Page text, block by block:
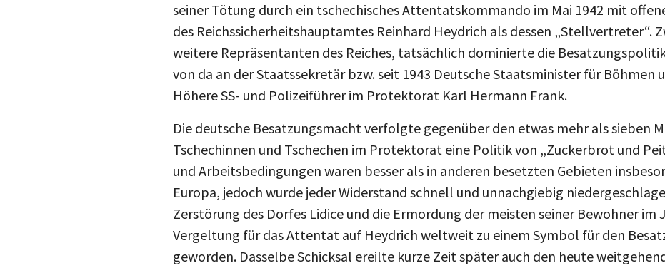
seiner Tötung durch ein tschechisches Attentatskommando im Mai 1942 mit
des Reichssicherheitshauptamtes Reinhard Heydrich als dessen „Stellvertreter“.
weitere Repräsentanten des Reiches, tatsächlich dominierte die
von da an der Staatssekretär bzw. seit 1943 Deutsche Staatsminister für Böhmen
Höhere SS- und Polizeiführer im Protektorat Karl Hermann Frank.
Die deutsche Besatzungsmacht verfolgte gegenüber den etwas mehr als sieben
Tschechinnen und Tschechen im Protektorat eine Politik von „Zuckerbrot und
und Arbeitsbedingungen waren besser als in anderen besetzten Gebieten
Europa, jedoch wurde jeder Widerstand schnell und unnachgiebig
Zerstörung des Dorfes Lidice und die Ermordung der meisten seiner Bewohner im
Vergeltung für das Attentat auf Heydrich weltweit zu einem Symbol für den
geworden. Dasselbe Schicksal ereilte kurze Zeit später auch den heute